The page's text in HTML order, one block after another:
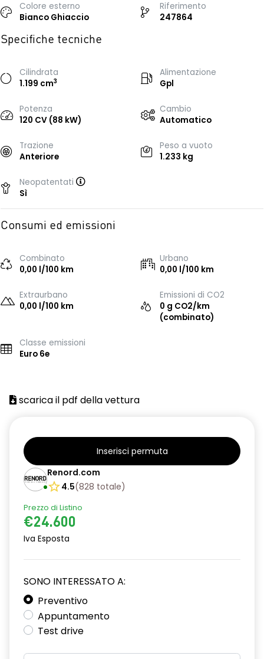
Colore esterno
Bianco Ghiaccio
Riferimento
247864
Specifiche tecniche
Cilindrata
1.199 cm3
Alimentazione
Gpl
Potenza
120 CV (88 kW)
Cambio
Automatico
Trazione
Anteriore
Peso a vuoto
1.233 kg
Neopatentati
Sì
Consumi ed emissioni
Combinato
0,00 l/100 km
Urbano
0,00 l/100 km
Extraurbano
0,00 l/100 km
Emissioni di CO2
0 g CO2/km
(combinato)
Classe emissioni
Euro 6e
scarica il pdf della vettura
Inserisci permuta
Renord.com
4.5(828 totale)
Prezzo di Listino
€24.600
Iva Esposta
SONO INTERESSATO A:
Preventivo
Appuntamento
Test drive